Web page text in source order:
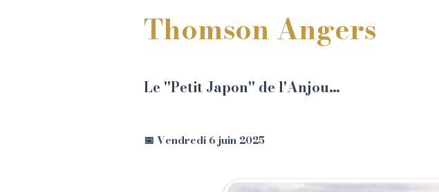
Thomson Angers
Le "Petit Japon" de l'Anjou…
📅 Vendredi 6 juin 2025